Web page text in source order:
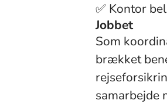
✅ Kontor
Jobbet
Som
brækket
samarbejde